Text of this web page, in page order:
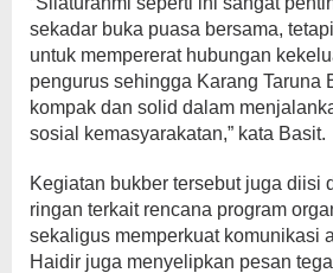
sekadar buka puasa bersama,
untuk mempererat hubungan
pengurus sehingga Karang Taruna
kompak dan solid dalam
sosial kemasyarakatan,” kata Basit.
Kegiatan bukber tersebut juga diisi
ringan terkait rencana program
sekaligus memperkuat komunikasi
Haidir juga menyelipkan pesan